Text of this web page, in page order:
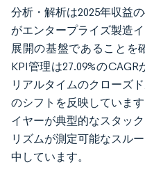
分析・解析は2025年収益
がエンタープライズ製造
展開の基盤であることを
KPI管理は27.09%の
リアルタイムのクローズ
のシフトを反映していま
イヤーが典型的なスタッ
リズムが測定可能なスル
中しています。